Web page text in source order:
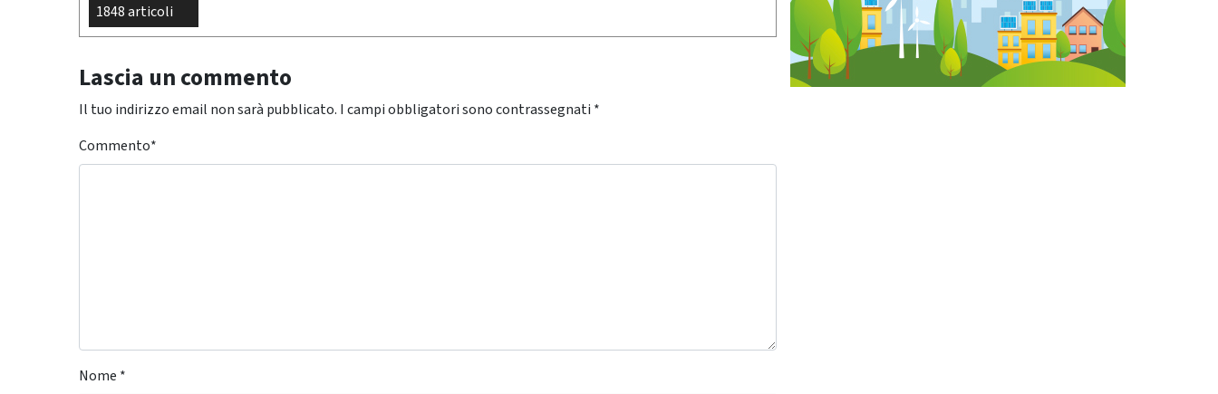
1848 articoli
Lascia un commento
Il tuo indirizzo email non sarà pubblicato. I campi obbligatori sono contrassegnati *
Commento*
Nome *